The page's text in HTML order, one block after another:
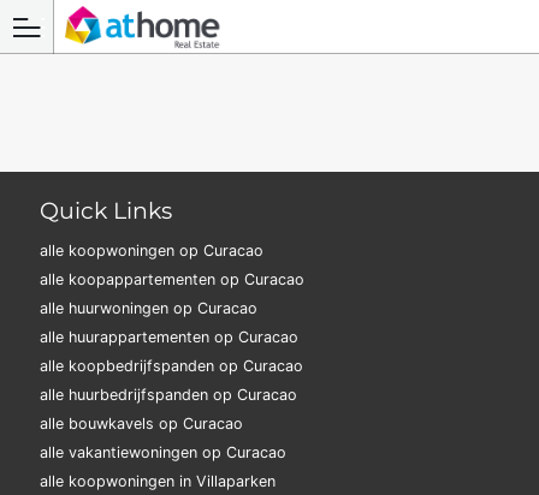
Quick Links
alle koopwoningen op Curacao
alle koopappartementen op Curacao
alle huurwoningen op Curacao
alle huurappartementen op Curacao
alle koopbedrijfspanden op Curacao
alle huurbedrijfspanden op Curacao
alle bouwkavels op Curacao
alle vakantiewoningen op Curacao
alle koopwoningen in Villaparken